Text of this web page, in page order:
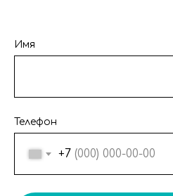
Имя
Телефон
+7